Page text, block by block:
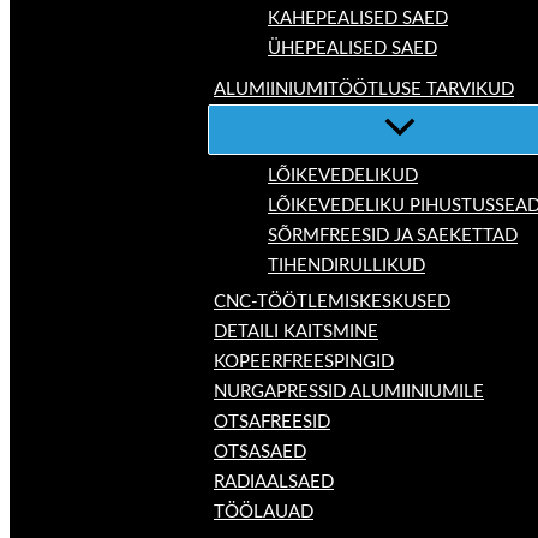
KAHEPEALISED SAED
ÜHEPEALISED SAED
ALUMIINIUMITÖÖTLUSE TARVIKUD
LÕIKEVEDELIKUD
LÕIKEVEDELIKU
SÕRMFREESID JA SAEKETTAD
TIHENDIRULLIKUD
CNC-TÖÖTLEMISKESKUSED
DETAILI KAITSMINE
KOPEERFREESPINGID
NURGAPRESSID ALUMIINIUMILE
OTSAFREESID
OTSASAED
RADIAALSAED
TÖÖLAUAD